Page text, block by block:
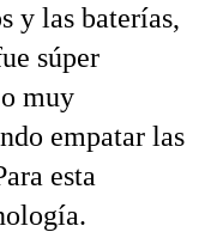
y las baterías,
súper
muy
empatar las
esta